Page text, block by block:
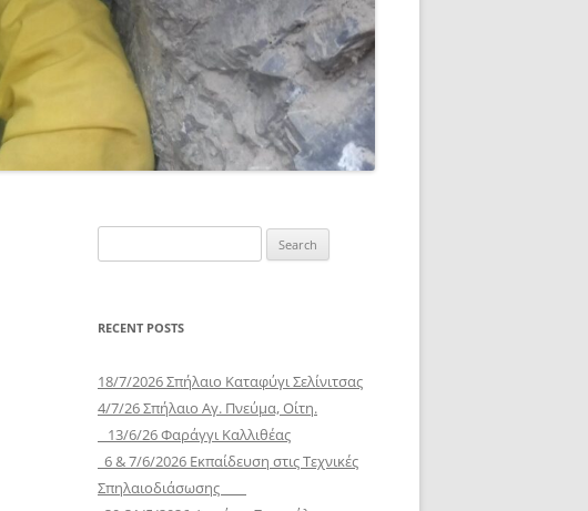
for:
RECENT POSTS
18/7/2026 Σπήλαιο Καταφύγι Σελίνιτσας
4/7/26 Σπήλαιο Αγ. Πνεύμα, Οίτη.
13/6/26 Φαράγγι Καλλιθέας
6 & 7/6/2026 Εκπαίδευση στις Τεχνικές
Σπηλαιοδιάσωσης